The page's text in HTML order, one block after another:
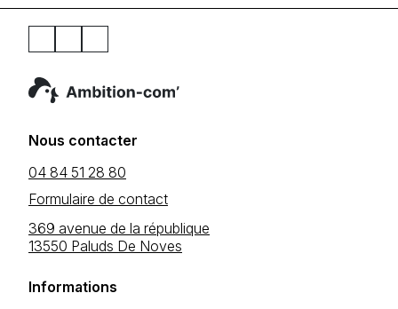
Nous contacter
04 84 51 28 80
Formulaire de contact
369 avenue de la république
13550 Paluds De Noves
Informations